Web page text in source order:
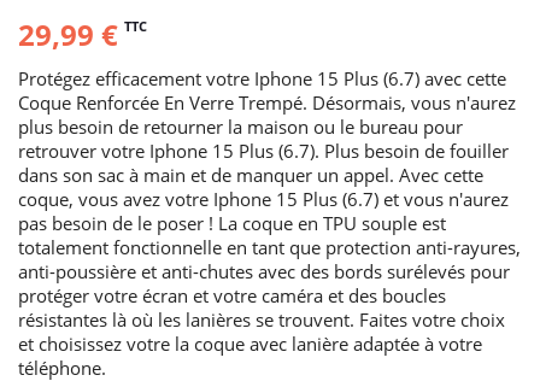
29,99 € TTC
Protégez efficacement votre Iphone 15 Plus (6.7) avec cette
Coque Renforcée En Verre Trempé. Désormais, vous n'aurez
plus besoin de retourner la maison ou le bureau pour
retrouver votre Iphone 15 Plus (6.7). Plus besoin de fouiller
dans son sac à main et de manquer un appel. Avec cette
coque, vous avez votre Iphone 15 Plus (6.7) et vous n'aurez
pas besoin de le poser ! La coque en TPU souple est
totalement fonctionnelle en tant que protection anti-rayures,
anti-poussière et anti-chutes avec des bords surélevés pour
protéger votre écran et votre caméra et des boucles
résistantes là où les lanières se trouvent. Faites votre choix
et choisissez votre la coque avec lanière adaptée à votre
téléphone.